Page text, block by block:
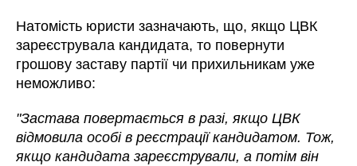
Натомість юристи зазначають, що, якщо ЦВК
зареєструвала кандидата, то повернути
грошову заставу партії чи прихильникам уже
неможливо:
"Застава повертається в разі, якщо ЦВК
відмовила особі в реєстрації кандидатом. Тож,
якщо кандидата зареєстрували, а потім він